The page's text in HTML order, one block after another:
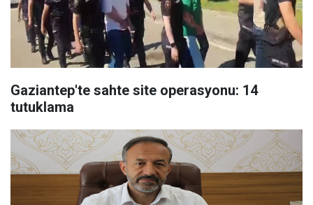
Gaziantep'te sahte site operasyonu: 14
tutuklama